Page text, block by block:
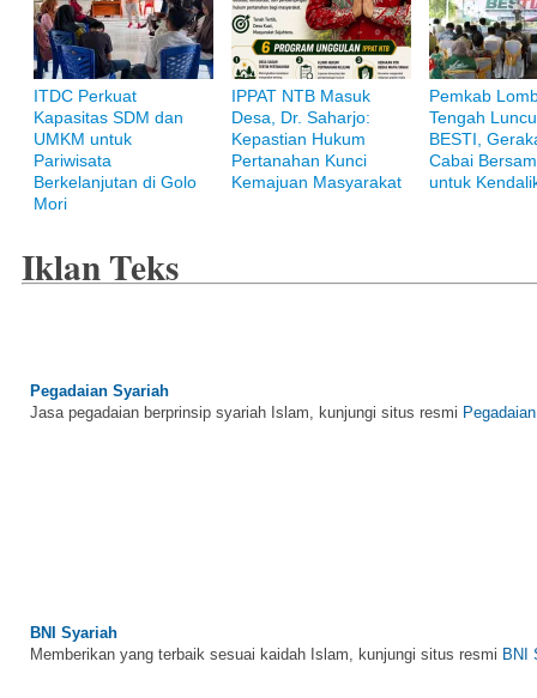
ITDC Perkuat
Kapasitas SDM dan
UMKM untuk
Pariwisata
Berkelanjutan di Golo
Mori
IPPAT NTB Masuk
Desa, Dr. Saharjo:
Kepastian Hukum
Pertanahan Kunci
Kemajuan Masyarakat
Pemkab
Tengah
BESTI,
Cabai
untuk
Iklan Teks
Bank Muamalat
Raih ketenangan dengan akses yang luas di Bank Muamalat
Jasa pegadaian berprinsip syariah Islam, kunjungi situs resmi
Memberikan yang terbaik sesuai kaidah Islam, kunjungi situs resmi